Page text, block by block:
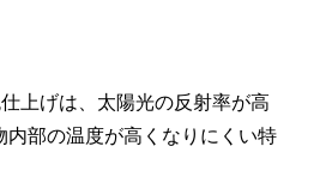
上げは、太陽光の反射率が高
内部の温度が高くなりにくい特